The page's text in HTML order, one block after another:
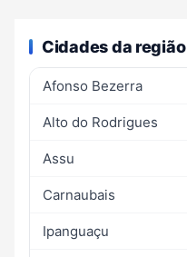
Cidades da região
Afonso Bezerra
Alto do Rodrigues
Assu
Carnaubais
Ipanguaçu